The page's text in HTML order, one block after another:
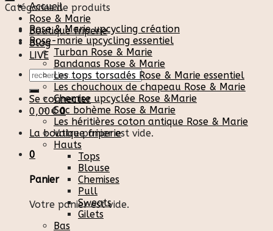
Accueil
Rose & Marie
Boutique friperie
Blog
LIVE
Recherche
pour :
Se connecter
0,00€ 0
Votre panier est vide.
0
Panier
Votre panier est vide.
Catégories de produits
Rose & Marie upcycling création
Rose-marie upcycling essentiel
Turban Rose & Marie
Bandanas Rose & Marie
Les tops torsadés Rose & Marie essentiel
Les chouchoux de chapeau Rose & Marie
Chemise upcyclée Rose &Marie
Sac bohème Rose & Marie
Les héritières coton antique Rose & Marie
La boutique friperie
Hauts
Tops
Blouse
Chemises
Pull
Sweats
Gilets
Bas